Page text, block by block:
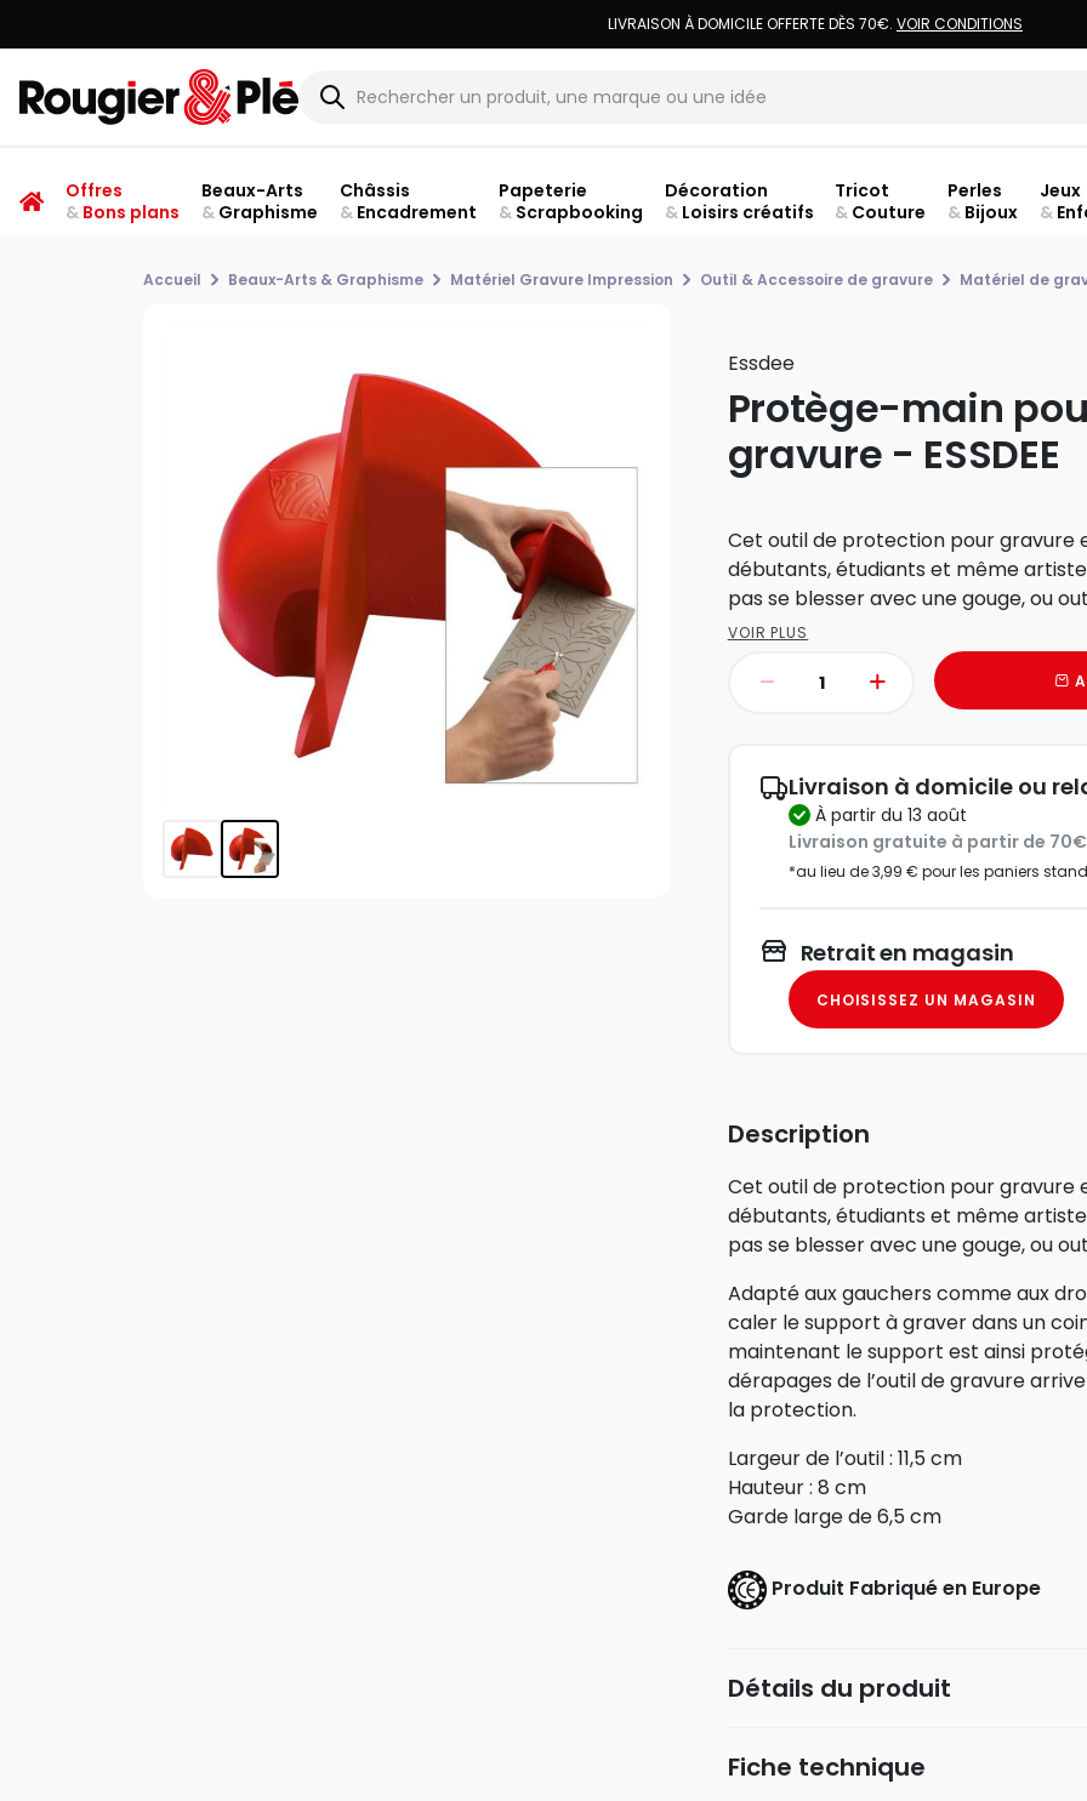
LIVRAISON À DOMICILE OFFERTE DÈS 70€. VOIR CONDITIONS
Offres
&Bons plans
Beaux-Arts
&Graphisme
Châssis
&Encadrement
Papeterie
&Scrapbooking
Décoration
&Loisirs créatifs
Tricot
& Couture
Perles
& Bijoux
Jeux
&
Accueil Beaux-Arts & Graphisme Matériel Gravure Impression Outil & Accessoire de gravure Matériel de
Essdee
Protège-main
gravure - ESSDEE
Cet outil de protection pour gravure
débutants, étudiants et même
pas se blesser avec une gouge, ou
VOIR PLUS
Livraison à domicile ou
à partir du 13 août
Livraison gratuite à partir de
*au lieu de 3,99 € pour les paniers
Retrait en magasin
CHOISISSEZ UN MAGASIN
Description
Cet outil de protection pour gravure
débutants, étudiants et même
pas se blesser avec une gouge, ou
Adapté aux gauchers comme aux
caler le support à graver dans un
maintenant le support est ainsi
dérapages de l’outil de gravure
la protection.
Largeur de l’outil : 11,5 cm
Hauteur : 8 cm
Garde large de 6,5 cm
Produit Fabriqué en Europe
Détails du produit
Fiche technique